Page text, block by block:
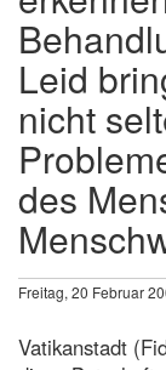
Leid
nicht
des
Freitag, 20 Februar
Vatikanstadt